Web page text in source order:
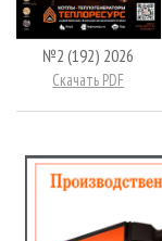
№2 (192) 2026
Скачать PDF